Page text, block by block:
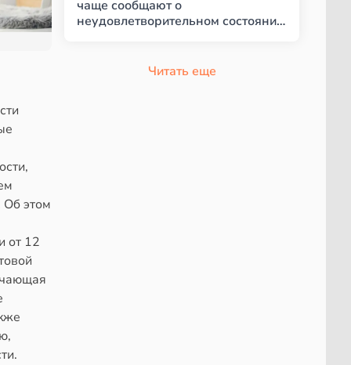
Об этом
от 12
чаще сообщают о
неудовлетворительном состоянии
Читать еще